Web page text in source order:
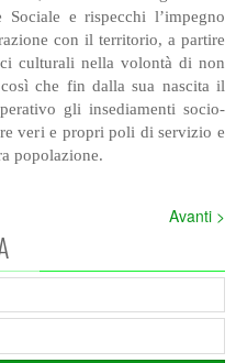
e rispecchi l’impegno
con il territorio, a partire
culturali nella volontà di non
che fin dalla sua nascita il
gli insediamenti socio-
veri e propri poli di servizio e
popolazione.
Avanti >
CERTIFICATA
CAMPUSDIURNO
CAMPUS
LA REGIONE